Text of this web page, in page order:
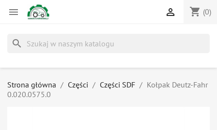
 shopping_cart (0)

search
Strona główna Części Części SDF
Kołpak Deutz-Fahr
0.020.0575.0